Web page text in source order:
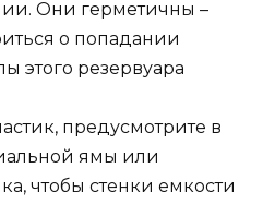
Они герметичны –
о попадании
этого резервуара
предусмотрите в
ямы или
чтобы стенки емкости